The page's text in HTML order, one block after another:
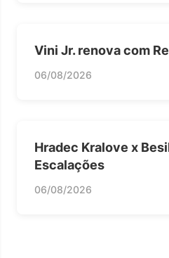
Vini Jr. renova com
06/08/2026
Hradec Kralove x
Escalações
06/08/2026